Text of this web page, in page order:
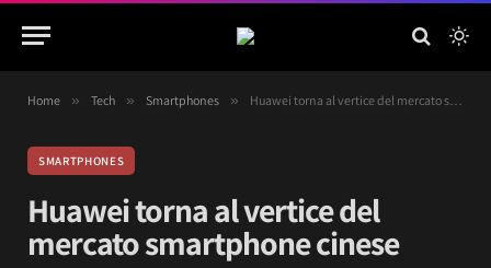
Home » Tech » Smartphones » Huawei torna al vertice del mercato smartphone cinese
SMARTPHONES
Huawei torna al vertice del
mercato smartphone cinese